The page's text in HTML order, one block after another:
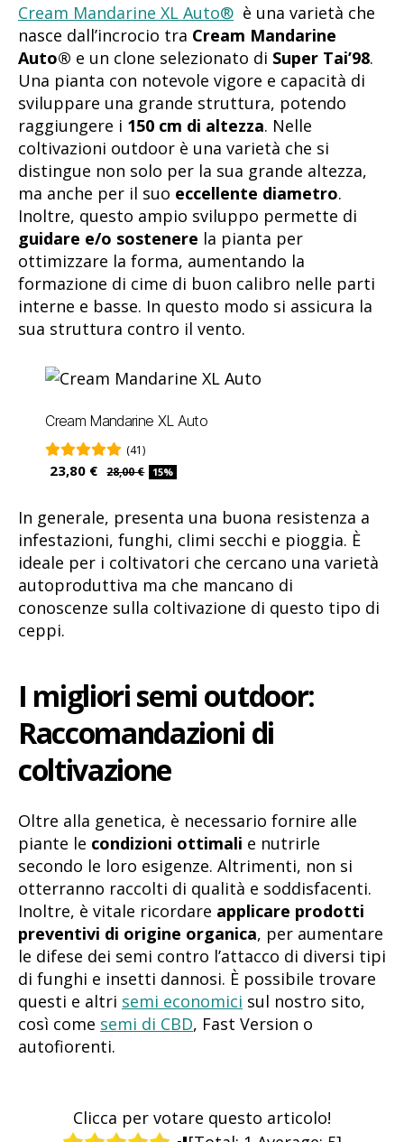
Cream Mandarine XL Auto® è una varietà che
nasce dall’incrocio tra Cream Mandarine
Auto® e un clone selezionato di Super Tai’98.
Una pianta con notevole vigore e capacità di
sviluppare una grande struttura, potendo
raggiungere i 150 cm di altezza. Nelle
coltivazioni outdoor è una varietà che si
distingue non solo per la sua grande altezza,
ma anche per il suo eccellente diametro.
Inoltre, questo ampio sviluppo permette di
guidare e/o sostenere la pianta per
ottimizzare la forma, aumentando la
formazione di cime di buon calibro nelle parti
interne e basse. In questo modo si assicura la
sua struttura contro il vento.
Cream Mandarine XL Auto
(41)
23,80 € 28,00 € 15%
In generale, presenta una buona resistenza a
infestazioni, funghi, climi secchi e pioggia. È
ideale per i coltivatori che cercano una varietà
autoproduttiva ma che mancano di
conoscenze sulla coltivazione di questo tipo di
ceppi.
I migliori semi outdoor:
Raccomandazioni di
coltivazione
Oltre alla genetica, è necessario fornire alle
piante le condizioni ottimali e nutrirle
secondo le loro esigenze. Altrimenti, non si
otterranno raccolti di qualità e soddisfacenti.
Inoltre, è vitale ricordare applicare prodotti
preventivi di origine organica, per aumentare
le difese dei semi contro l’attacco di diversi tipi
di funghi e insetti dannosi. È possibile trovare
questi e altri semi economici sul nostro sito,
così come semi di CBD, Fast Version o
autofiorenti.
Clicca per votare questo articolo!